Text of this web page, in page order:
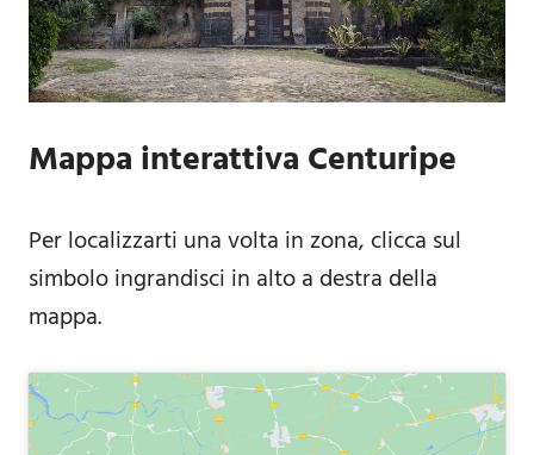
Mappa interattiva Centuripe
Per localizzarti una volta in zona, clicca sul
simbolo ingrandisci in alto a destra della
mappa.